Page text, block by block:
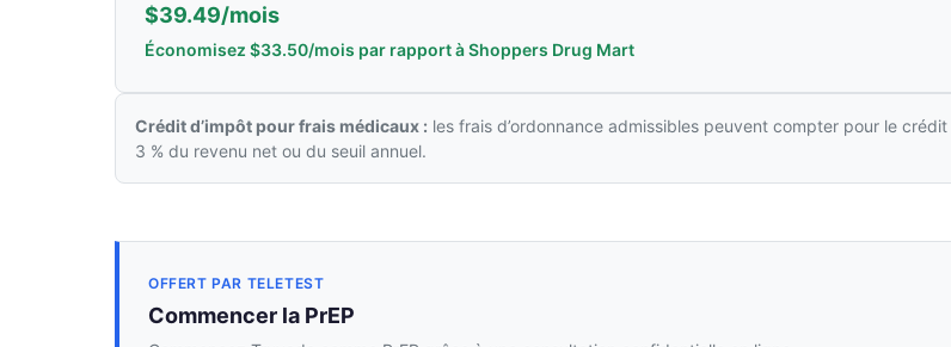
$39.49/mois
Économisez $33.50/mois par rapport à Shoppers Drug Mart
Crédit d’impôt pour frais médicaux : les frais d’ordonnance admissibles peuvent compter pour le
3 % du revenu net ou du seuil annuel.
OFFERT PAR TELETEST
Commencer la PrEP